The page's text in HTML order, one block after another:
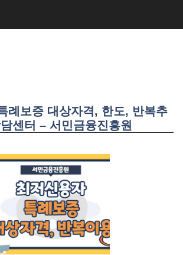
례보증 대상자격, 한도, 반복추
센터 – 서민금융진흥원